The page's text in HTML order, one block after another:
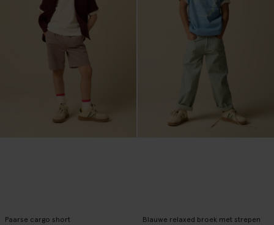
Paarse cargo short
Blauwe relaxed broek met strepen